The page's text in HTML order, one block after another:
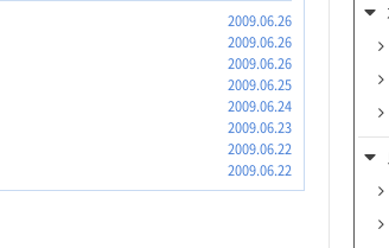
2009.06.26
2009.06.26
2009.06.26
2009.06.25
2009.06.24
2009.06.23
2009.06.22
2009.06.22